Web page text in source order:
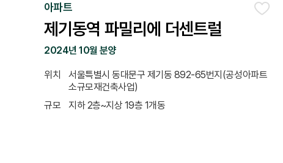
아파트
제기동역 파밀리에 더센트럴
2024년 10월 분양
좋아요
위치
서울특별시 동대문구 제기동 892-65번지(공성아파트
소규모재건축사업)
규모
지하 2층~지상 19층 1개동